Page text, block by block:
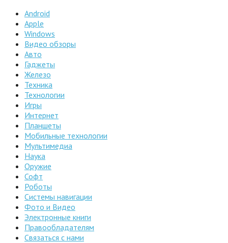
Android
Apple
Windows
Видео обзоры
Авто
Гаджеты
Железо
Техника
Технологии
Игры
Интернет
Планшеты
Мобильные технологии
Мультимедиа
Наука
Оружие
Софт
Роботы
Системы навигации
Фото и Видео
Электронные книги
Правообладателям
Связаться с нами